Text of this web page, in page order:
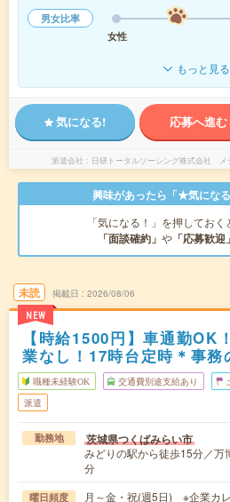
男女比率
女性
もっと見る
気になる! 応募へ進む
派遣会社 日研トータルソーシング株式会社
興味があったら「★気にな
「気になる！」を押してお
「面談確約」 や 「応募歓迎」
未読
NEW
掲載日 2026/08/06
【時給1500円】車通勤OK
業なし！17時台定時＊事務
職種未経験OK 交通費別途支給あり
派遣
勤務地 茨城県つくばみらい市
みどりの駅から徒歩15分／万
分
曜日頻度
月～金・祝(週5日) ※企業カ